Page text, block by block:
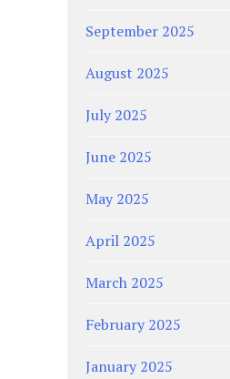
September 2025
August 2025
July 2025
June 2025
May 2025
April 2025
March 2025
February 2025
January 2025